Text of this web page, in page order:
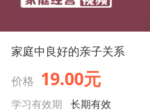
家庭中良好的亲子关系
价格 19.00元
学习有效期 长期有效